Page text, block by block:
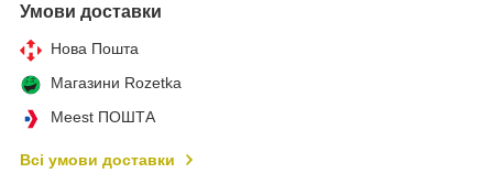
Умови доставки
Нова Пошта
Магазини Rozetka
Meest ПОШТА
Всі умови доставки